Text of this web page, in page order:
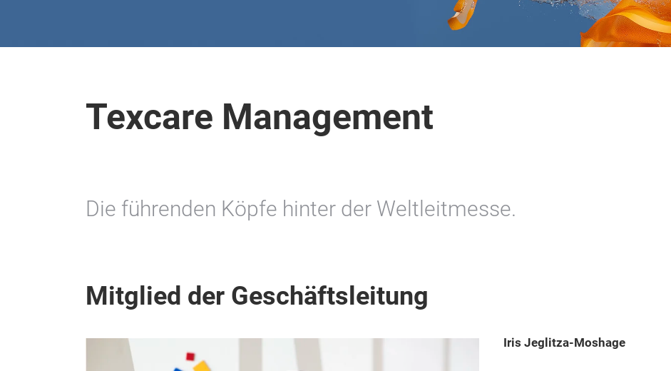
Texcare Management
Die führenden Köpfe hinter der Weltleitmesse.
Mitglied der Geschäftsleitung
Iris Jeglitza-Moshage